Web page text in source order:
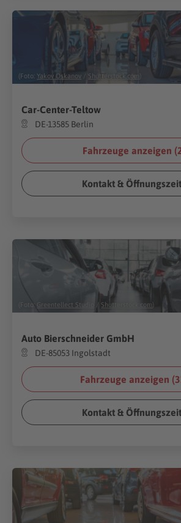
(Foto: Yakov Oskanov / Shutterstock.com
Car-Center-Teltow
DE-13585 Berlin
Fahrzeuge anzeigen (
Kontakt &
(Foto: Greentellect Studio / Shutterstock.com)
Auto Bierschneider GmbH
DE-85053 Ingolstadt
Fahrzeuge anzeigen (
Kontakt &